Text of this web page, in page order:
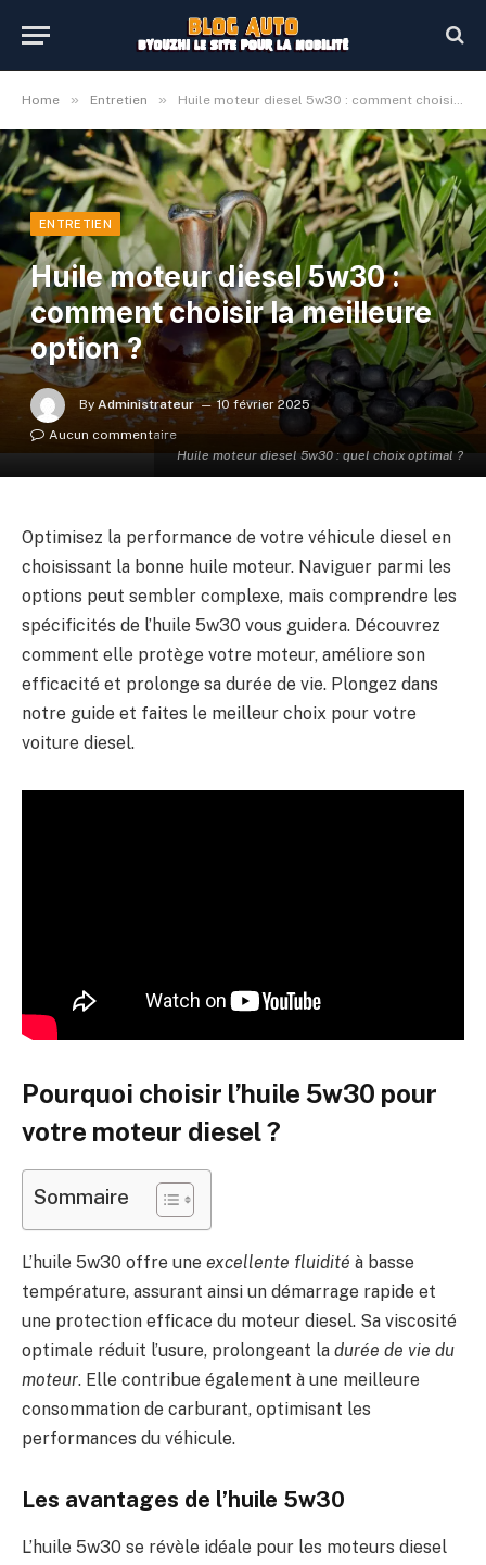
Home » Entretien » Huile moteur diesel 5w30 : comment choisir la meilleure option ?
Huile moteur diesel 5w30 : quel choix optimal ?
ENTRETIEN
Huile moteur diesel 5w30 :
comment choisir la meilleure
option ?
By Administrateur
10 février 2025
Aucun commentaire
Optimisez la performance de votre véhicule diesel en
choisissant la bonne huile moteur. Naviguer parmi les
options peut sembler complexe, mais comprendre les
spécificités de l’huile 5w30 vous guidera. Découvrez
comment elle protège votre moteur, améliore son
efficacité et prolonge sa durée de vie. Plongez dans
notre guide et faites le meilleur choix pour votre
voiture diesel.
Pourquoi choisir l’huile 5w30 pour
votre moteur diesel ?
Sommaire
L’huile 5w30 offre une excellente fluidité à basse
température, assurant ainsi un démarrage rapide et
une protection efficace du moteur diesel. Sa viscosité
optimale réduit l’usure, prolongeant la durée de vie du
moteur. Elle contribue également à une meilleure
consommation de carburant, optimisant les
performances du véhicule.
Les avantages de l’huile 5w30
L’huile 5w30 se révèle idéale pour les moteurs diesel